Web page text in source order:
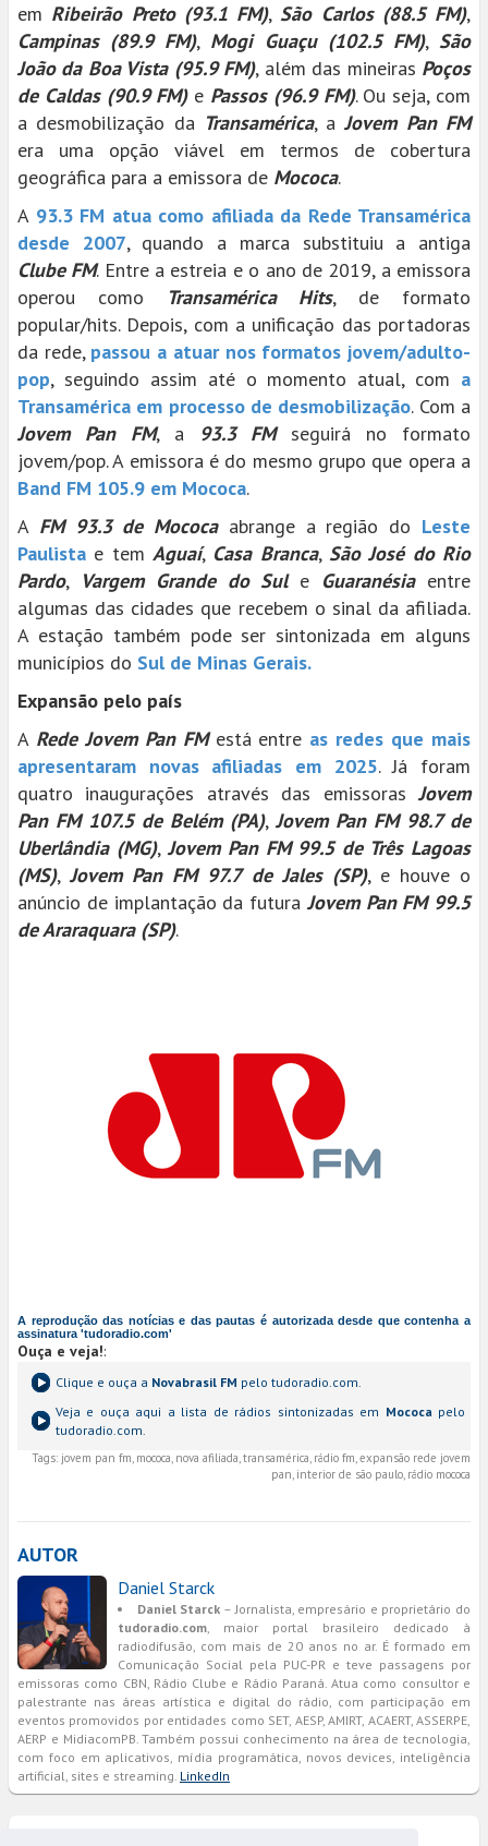
em Ribeirão Preto (93.1 FM),São Carlos (88.5 FM),
Campinas (89.9 FM), Mogi Guaçu (102.5 FM),São
João da Boa Vista (95.9 FM), além das mineiras Poços
de Caldas (90.9 FM)e Passos (96.9 FM). Ou seja, com
a desmobilização da Transamérica, aJovem Pan FM
era uma opção viável em termos de cobertura
geográfica para a emissora de Mococa.
A 93.3 FM atua como afiliada da Rede Transamérica
desde 2007, quando a marca substituiu a antiga
Clube FM. Entre a estreia e o ano de 2019, a emissora
operou como
Transamérica Hits, de formato
popular/hits. Depois, com a unificação das portadoras
da rede, passou a atuar nos formatos jovem/adulto-
pop, seguindo assim até o momento atual, com a
Transamérica em processo de desmobilização. Com a
Jovem Pan FM, a 93.3 FMseguirá no formato
jovem/pop. A emissora é do mesmo grupo que opera a
Band FM 105.9 em Mococa.
A FM 93.3 de Mococaabrange a região do Leste
Paulista e temAguaí, Casa Branca,São José do Rio
Pardo, Vargem Grande do Sule Guaranésiaentre
algumas das cidades que recebem o sinal da afiliada.
A estação também pode ser sintonizada em alguns
municípios do Sul de Minas Gerais.
Expansão pelo país
A Rede Jovem Pan FMestá entre as redes que mais
apresentaram novas afiliadas em 2025. Já foram
quatro inaugurações através das emissorasJovem
Pan FM 107.5 de Belém (PA),Jovem Pan FM 98.7 de
Uberlândia (MG),Jovem Pan FM 99.5 de Três Lagoas
(MS),Jovem Pan FM 97.7 de Jales (SP), e houve o
anúncio de implantação da futuraJovem Pan FM 99.5
de Araraquara (SP).
A reprodução das notícias e das pautas é autorizada desde que contenha a
assinatura 'tudoradio.com'
Ouça e veja!:
Clique e ouça a Novabrasil FM pelo tudoradio.com.
Veja e ouça aqui a lista de rádios sintonizadas em Mococa pelo
tudoradio.com.
Tags: jovem pan fm, mococa, nova afiliada, transamérica, rádio fm, expansão rede jovem
pan, interior de são paulo, rádio mococa
AUTOR
Daniel Starck
Daniel Starck – Jornalista, empresário e proprietário do
tudoradio.com, maior portal brasileiro dedicado à
radiodifusão, com mais de 20 anos no ar. É formado em
Comunicação Social pela PUC-PR e teve passagens por
emissoras como CBN, Rádio Clube e Rádio Paraná. Atua como consultor e
palestrante nas áreas artística e digital do rádio, com participação em
eventos promovidos por entidades como SET, AESP, AMIRT, ACAERT, ASSERPE,
AERP e MidiacomPB. Também possui conhecimento na área de tecnologia,
com foco em aplicativos, mídia programática, novos devices, inteligência
artificial, sites e streaming. LinkedIn